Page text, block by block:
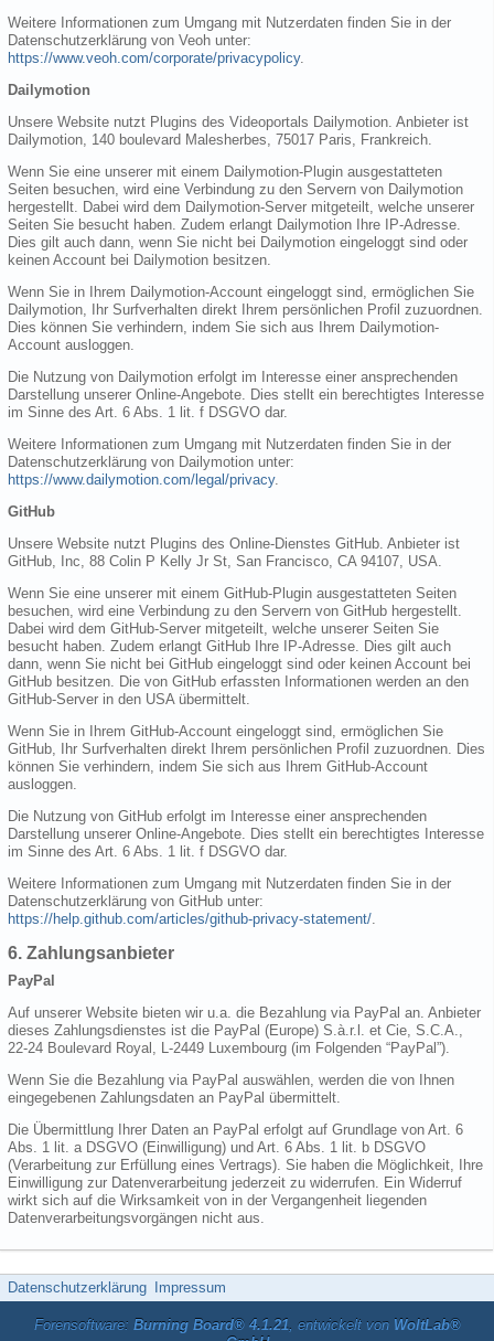
Weitere Informationen zum Umgang mit Nutzerdaten finden Sie in der
Datenschutzerklärung von Veoh unter:
https://www.veoh.com/corporate/privacypolicy.
Dailymotion
Unsere Website nutzt Plugins des Videoportals Dailymotion. Anbieter ist
Dailymotion, 140 boulevard Malesherbes, 75017 Paris, Frankreich.
Wenn Sie eine unserer mit einem Dailymotion-Plugin ausgestatteten
Seiten besuchen, wird eine Verbindung zu den Servern von Dailymotion
hergestellt. Dabei wird dem Dailymotion-Server mitgeteilt, welche unserer
Seiten Sie besucht haben. Zudem erlangt Dailymotion Ihre IP-Adresse.
Dies gilt auch dann, wenn Sie nicht bei Dailymotion eingeloggt sind oder
keinen Account bei Dailymotion besitzen.
Wenn Sie in Ihrem Dailymotion-Account eingeloggt sind, ermöglichen Sie
Dailymotion, Ihr Surfverhalten direkt Ihrem persönlichen Profil zuzuordnen.
Dies können Sie verhindern, indem Sie sich aus Ihrem Dailymotion-
Account ausloggen.
Die Nutzung von Dailymotion erfolgt im Interesse einer ansprechenden
Darstellung unserer Online-Angebote. Dies stellt ein berechtigtes Interesse
im Sinne des Art. 6 Abs. 1 lit. f DSGVO dar.
Weitere Informationen zum Umgang mit Nutzerdaten finden Sie in der
Datenschutzerklärung von Dailymotion unter:
https://www.dailymotion.com/legal/privacy.
GitHub
Unsere Website nutzt Plugins des Online-Dienstes GitHub. Anbieter ist
GitHub, Inc, 88 Colin P Kelly Jr St, San Francisco, CA 94107, USA.
Wenn Sie eine unserer mit einem GitHub-Plugin ausgestatteten Seiten
besuchen, wird eine Verbindung zu den Servern von GitHub hergestellt.
Dabei wird dem GitHub-Server mitgeteilt, welche unserer Seiten Sie
besucht haben. Zudem erlangt GitHub Ihre IP-Adresse. Dies gilt auch
dann, wenn Sie nicht bei GitHub eingeloggt sind oder keinen Account bei
GitHub besitzen. Die von GitHub erfassten Informationen werden an den
GitHub-Server in den USA übermittelt.
Wenn Sie in Ihrem GitHub-Account eingeloggt sind, ermöglichen Sie
GitHub, Ihr Surfverhalten direkt Ihrem persönlichen Profil zuzuordnen. Dies
können Sie verhindern, indem Sie sich aus Ihrem GitHub-Account
ausloggen.
Die Nutzung von GitHub erfolgt im Interesse einer ansprechenden
Darstellung unserer Online-Angebote. Dies stellt ein berechtigtes Interesse
im Sinne des Art. 6 Abs. 1 lit. f DSGVO dar.
Weitere Informationen zum Umgang mit Nutzerdaten finden Sie in der
Datenschutzerklärung von GitHub unter:
https://help.github.com/articles/github-privacy-statement/
6. Zahlungsanbieter
PayPal
Auf unserer Website bieten wir u.a. die Bezahlung via PayPal an. Anbieter
dieses Zahlungsdienstes ist die PayPal (Europe) S.à.r.l. et Cie, S.C.A.,
22-24 Boulevard Royal, L-2449 Luxembourg (im Folgenden “PayPal”).
Wenn Sie die Bezahlung via PayPal auswählen, werden die von Ihnen
eingegebenen Zahlungsdaten an PayPal übermittelt.
Die Übermittlung Ihrer Daten an PayPal erfolgt auf Grundlage von Art. 6
Abs. 1 lit. a DSGVO (Einwilligung) und Art. 6 Abs. 1 lit. b DSGVO
(Verarbeitung zur Erfüllung eines Vertrags). Sie haben die Möglichkeit, Ihre
Einwilligung zur Datenverarbeitung jederzeit zu widerrufen. Ein Widerruf
wirkt sich auf die Wirksamkeit von in der Vergangenheit liegenden
Datenverarbeitungsvorgängen nicht aus.
Datenschutzerklärung Impressum
Forensoftware: Burning Board® 4.1.21, entwickelt von WoltLab®